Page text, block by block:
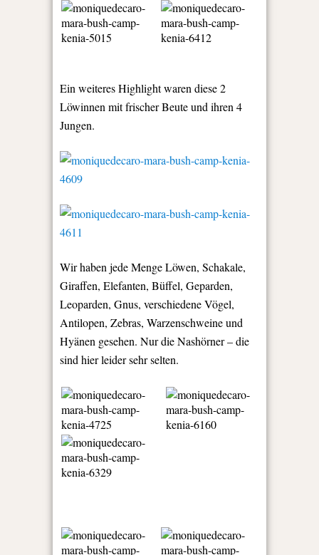
Ein weiteres Highlight waren diese 2
Löwinnen mit frischer Beute und ihren 4
Jungen.
Wir haben jede Menge Löwen, Schakale,
Giraffen, Elefanten, Büffel, Geparden,
Leoparden, Gnus, verschiedene Vögel,
Antilopen, Zebras, Warzenschweine und
Hyänen gesehen. Nur die Nashörner – die
sind hier leider sehr selten.